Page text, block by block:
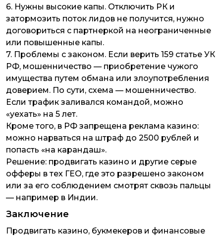
6. Нужны высокие капы. Отключить РК и
затормозить поток лидов не получится, нужно
договориться с партнеркой на неограниченные
или повышенные капы.
7. Проблемы с законом. Если верить 159 статье УК
РФ, мошенничество — приобретение чужого
имущества путем обмана или злоупотребления
доверием. По сути, схема — мошенничество.
Если трафик заливался командой, можно
«уехать» на 5 лет.
Кроме того, в РФ запрещена реклама казино:
можно нарваться на штраф до 2500 рублей и
попасть «на карандаш».
Решение: продвигать казино и другие серые
офферы в тех ГЕО, где это разрешено законом
или за его соблюдением смотрят сквозь пальцы
— например в Индии.
Заключение
Продвигать казино, букмекеров и финансовые